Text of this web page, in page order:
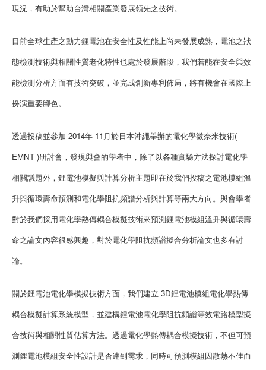
現況，有助於幫助台灣相關產業發展領先之技術。
目前全球生產之動力鋰電池在安全性及性能上尚未發展成熟，電池之狀
態檢測技術與相關性質老化特性也處於發展階段，我們若能在安全與效
能檢測分析方面有技術突破，並完成創新專利佈局，將有機會在國際上
扮演重要腳色。
透過投稿並參加 2014年 11月於日本沖繩舉辦的電化學微奈米技術(
EMNT )研討會，發現與會的學者中，除了以各種實驗方法探討電化學
相關議題外，鋰電池模擬與計算分析主題即在於我們投稿之電池模組溫
升與循環壽命預測和電化學阻抗頻譜分析與計算等兩大方向。與會學者
對於我們採用電化學熱傳耦合模擬技術來預測鋰電池模組溫升與循環壽
命之論文內容很感興趣，對於電化學阻抗頻譜擬合分析論文也多有討
論。
關於鋰電池電化學模擬技術方面，我們建立 3D鋰電池模組電化學熱傳
耦合模擬計算系統模型，並建構鋰電池電化學阻抗頻譜等效電路模型擬
合技術與相關性質估算方法。透過電化學熱傳耦合模擬技術，不但可預
測鋰電池模組安全性設計是否達到需求，同時可預測模組因散熱不佳而